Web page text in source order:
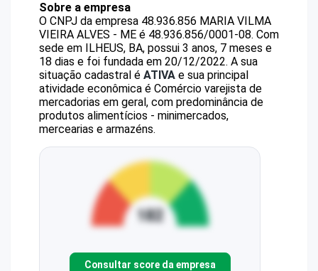
Sobre a empresa
O CNPJ da empresa 48.936.856 MARIA VILMA
VIEIRA ALVES - ME é 48.936.856/0001-08. Com
sede em ILHEUS, BA, possui 3 anos, 7 meses e
18 dias e foi fundada em 20/12/2022. A sua
situação cadastral é ATIVA e sua principal
atividade econômica é Comércio varejista de
mercadorias em geral, com predominância de
produtos alimentícios - minimercados,
mercearias e armazéns.
Consultar score da empresa